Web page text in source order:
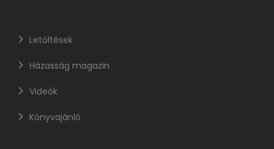
Letöltések
Házasság magazin
Videók
Könyvajánló